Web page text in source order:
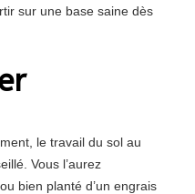
sur une base saine dès
le travail du sol au
Vous l’aurez
bien planté d’un engrais